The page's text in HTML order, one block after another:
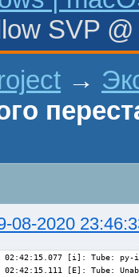
SVP
→
08-2020
02:42:15.077 [i]: Tube: py-
02:42:15.111 [E]: Tube: